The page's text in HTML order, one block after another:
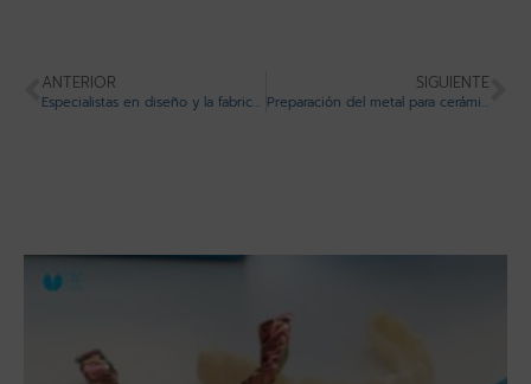
ANTERIOR
Especialistas en diseño y la fabricación de estructuras dentales
SIGUIENTE
Preparación del metal para cerámica en prótesis dentales: claves para una unión perfecta